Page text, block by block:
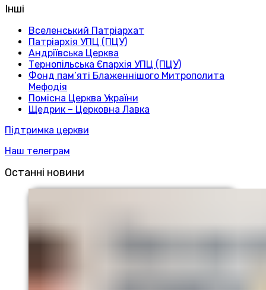
Інші
Вселенський Патріархат
Патріархія УПЦ (ПЦУ)
Андріївська Церква
Тернопільська Єпархія УПЦ (ПЦУ)
Фонд пам’яті Блаженнішого Митрополита
Мефодія
Помісна Церква України
Щедрик – Церковна Лавка
Підтримка церкви
Наш телеграм
Останні новини